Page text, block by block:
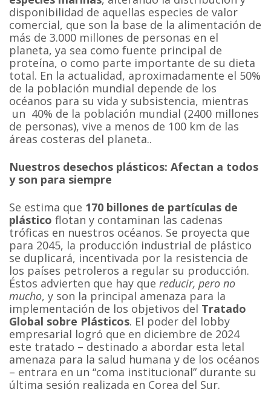
disponibilidad de aquellas especies de valor
comercial, que son la base de la alimentación de
más de 3.000 millones de personas en el
planeta, ya sea como fuente principal de
proteína, o como parte importante de su dieta
total. En la actualidad, aproximadamente el 50%
de la población mundial depende de los
océanos para su vida y subsistencia, mientras
un 40% de la población mundial (2400 millones
de personas), vive a menos de 100 km de las
áreas costeras del planeta..
Nuestros desechos plásticos: Afectan a todos
y son para siempre
Se estima que 170 billones de partículas de
plástico flotan y contaminan las cadenas
tróficas en nuestros océanos. Se proyecta que
para 2045, la producción industrial de plástico
se duplicará, incentivada por la resistencia de
los países petroleros a regular su producción.
Éstos advierten que hay quereducir, pero no
mucho, y son la principal amenaza para la
implementación de los objetivos del Tratado
Global sobre Plásticos. El poder del lobby
empresarial logró que en diciembre de 2024
este tratado – destinado a abordar esta letal
amenaza para la salud humana y de los océanos
– entrara en un “coma institucional” durante su
última sesión realizada en Corea del Sur.